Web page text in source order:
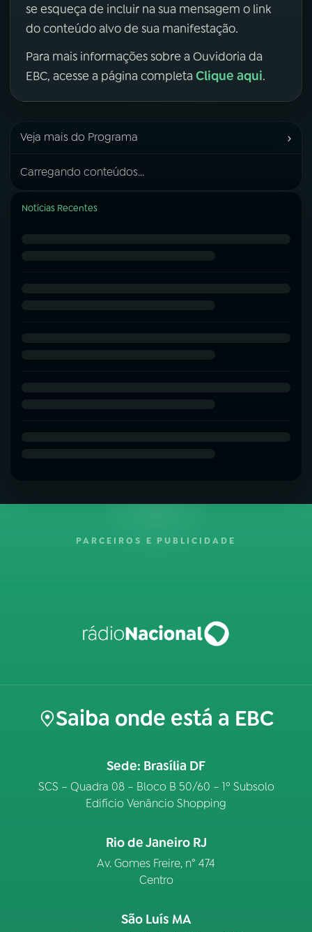
se esqueça de incluir na sua mensagem o link
do conteúdo alvo de sua manifestação.
Para mais informações sobre a Ouvidoria da
EBC, acesse a página completa Clique aqui.
Veja mais do Programa ›
Carregando conteúdos...
Notícias Recentes
PARCEIROS E PUBLICIDADE
Saiba onde está a EBC
Sede: Brasília DF
SCS – Quadra 08 – Bloco B 50/60 – 1º Subsolo
Edifício Venâncio Shopping
Rio de Janeiro RJ
Av. Gomes Freire, n° 474
Centro
São Luís MA